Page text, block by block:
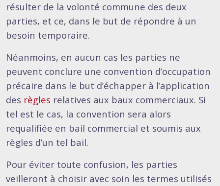
résulter de la volonté commune des deux
parties, et ce, dans le but de répondre à un
besoin temporaire.
Néanmoins, en aucun cas les parties ne
peuvent conclure une convention d’occupation
précaire dans le but d’échapper à l’application
des règles relatives aux baux commerciaux. Si
tel est le cas, la convention sera alors
requalifiée en bail commercial et soumis aux
règles d’un tel bail.
Pour éviter toute confusion, les parties
veilleront à choisir avec soin les termes utilisés